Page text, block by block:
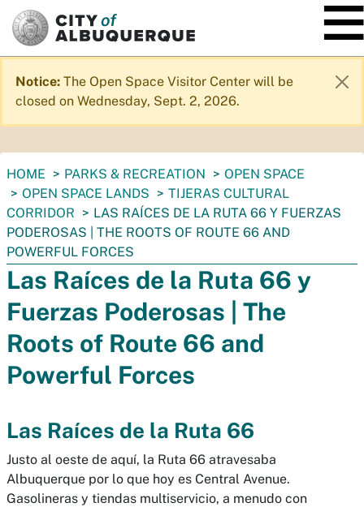
SKIP TO MAIN CONTENT
Notice: The Open Space Visitor Center will be
closed on Wednesday, Sept. 2, 2026.
You
are
here:
HOME PARKS & RECREATION
OPEN SPACE
OPEN SPACE LANDS
TIJERAS CULTURAL
CORRIDOR
LAS RAÍCES DE LA RUTA 66 Y FUERZAS
PODEROSAS | THE ROOTS OF ROUTE 66 AND
POWERFUL FORCES
Las Raíces de la Ruta 66 y
Fuerzas Poderosas | The
Roots of Route 66 and
Powerful Forces
Las Raíces de la Ruta 66
Justo al oeste de aquí, la Ruta 66 atravesaba
Albuquerque por lo que hoy es Central Avenue.
Gasolineras y tiendas multiservicio, a menudo con